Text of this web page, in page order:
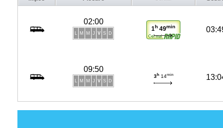
02:00
L M M J V S D
1h 49min
09:50
L M M J V S D
3h14min